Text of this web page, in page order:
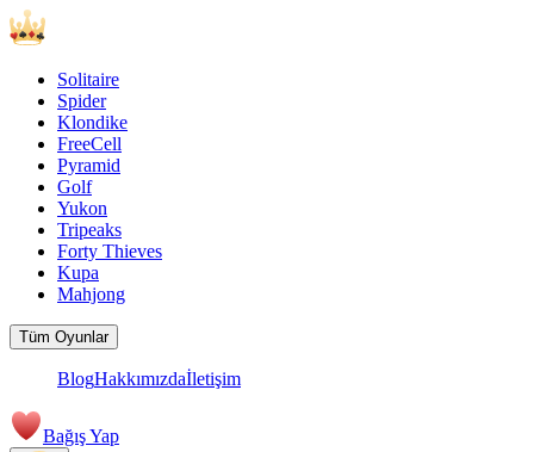
Solitaire
Spider
Klondike
FreeCell
Pyramid
Golf
Yukon
Tripeaks
Forty Thieves
Kupa
Mahjong
Tüm Oyunlar
BlogHakkımızdaİletişim
Bağış Yap